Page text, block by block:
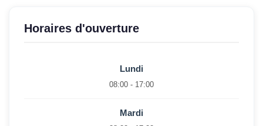
Horaires d'ouverture
Lundi
08:00 - 17:00
Mardi